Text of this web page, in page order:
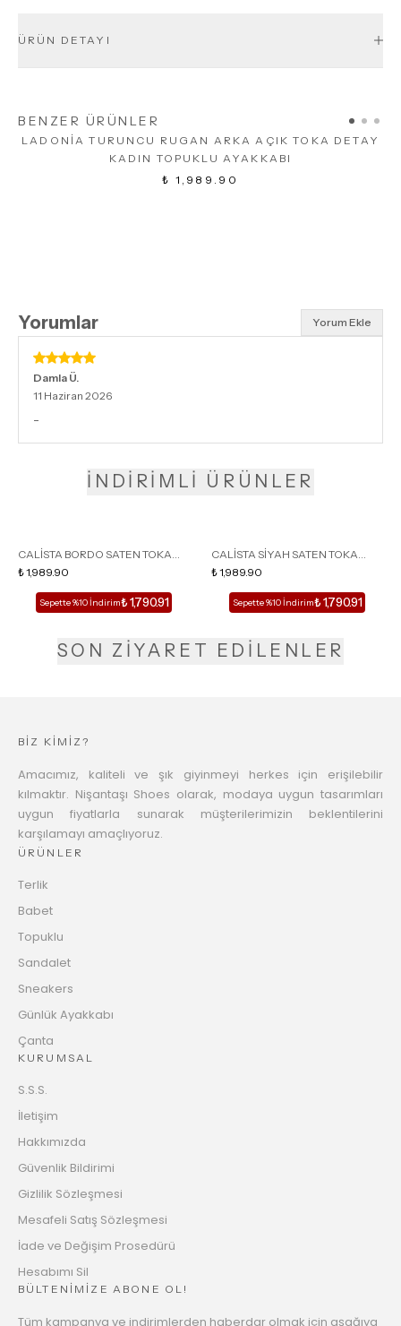
ÜRÜN DETAYI
BENZER ÜRÜNLER
LADONİA TURUNCU RUGAN ARKA AÇIK TOKA DETAY
KADIN TOPUKLU AYAKKABI
₺ 1,989.90
Yorumlar Yorum Ekle
Damla Ü.
11 Haziran 2026
-
İNDİRİMLİ ÜRÜNLER
CALİSTA BORDO SATEN TOKA
DETAY SİVRİ BURUN KADIN
TOPUKLU TERLİK
₺ 1,989.90
Sepette %10 İndirim₺ 1,790.91
CALİSTA SİYAH SATEN TOKA
DETAY SİVRİ BURUN KADIN
TOPUKLU TERLİK
₺ 1,989.90
Sepette %10 İndirim₺ 1,790.91
SON ZİYARET EDİLENLER
BİZ KİMİZ?
Amacımız, kaliteli ve şık giyinmeyi herkes için erişilebilir
kılmaktır. Nişantaşı Shoes olarak, modaya uygun tasarımları
uygun fiyatlarla sunarak müşterilerimizin beklentilerini
karşılamayı amaçlıyoruz.
ÜRÜNLER
Terlik
Babet
Topuklu
Sandalet
Sneakers
Günlük Ayakkabı
Çanta
KURUMSAL
S.S.S.
İletişim
Hakkımızda
Güvenlik Bildirimi
Gizlilik Sözleşmesi
Mesafeli Satış Sözleşmesi
İade ve Değişim Prosedürü
Hesabımı Sil
BÜLTENİMİZE ABONE OL!
Tüm kampanya ve indirimlerden haberdar olmak için aşağıya